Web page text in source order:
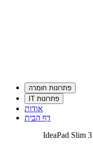
פתרונות חומרה
פתרונות IT
אודות
דף הבית
IdeaPad Slim